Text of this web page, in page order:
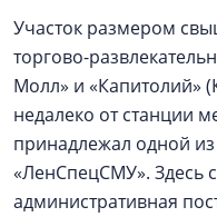
Участок размером
торгово-
Молл» и «Капитолий»
недалеко от станции
принадлежал одной из
«ЛенСпецСМУ». Здесь
административная